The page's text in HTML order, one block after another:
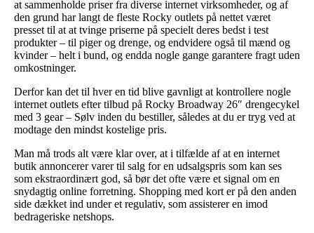
at sammenholde priser fra diverse internet virksomheder, og af
den grund har langt de fleste Rocky outlets på nettet været
presset til at at tvinge priserne på specielt deres bedst i test
produkter – til piger og drenge, og endvidere også til mænd og
kvinder – helt i bund, og endda nogle gange garantere fragt uden
omkostninger.
Derfor kan det til hver en tid blive gavnligt at kontrollere nogle
internet outlets efter tilbud på Rocky Broadway 26″ drengecykel
med 3 gear – Sølv inden du bestiller, således at du er tryg ved at
modtage den mindst kostelige pris.
Man må trods alt være klar over, at i tilfælde af at en internet
butik annoncerer varer til salg for en udsalgspris som kan ses
som ekstraordinært god, så bør det ofte være et signal om en
snydagtig online forretning. Shopping med kort er på den anden
side dækket ind under et regulativ, som assisterer en imod
bedrageriske netshops.